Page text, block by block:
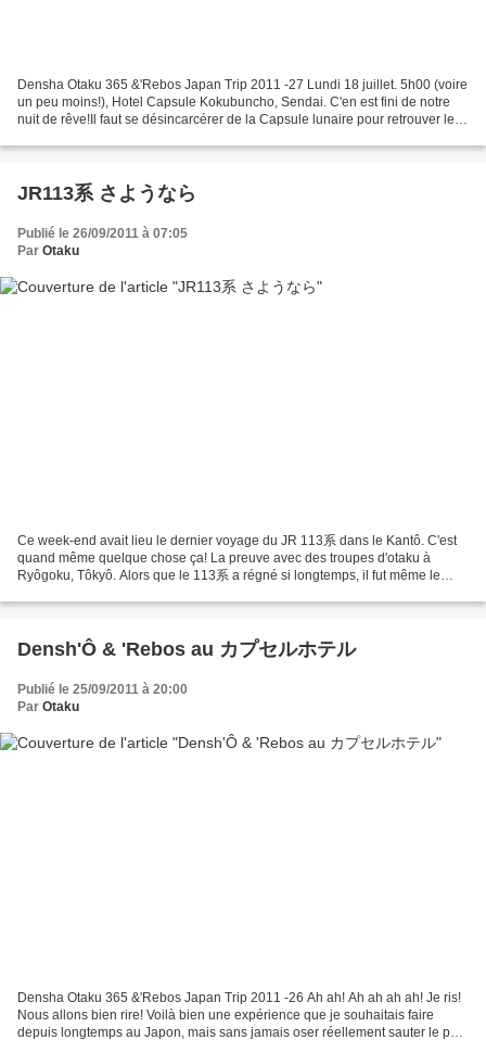
Densha Otaku 365 &'Rebos Japan Trip 2011 -27 Lundi 18 juillet. 5h00 (voire
un peu moins!), Hotel Capsule Kokubuncho, Sendai. C'en est fini de notre
nuit de rêve!Il faut se désincarcérer de la Capsule lunaire pour retrouver le
JR113系 さようなら
Publié le 26/09/2011 à 07:05
Par Otaku
Ce week-end avait lieu le dernier voyage du JR 113系 dans le Kantô. C'est
quand même quelque chose ça! La preuve avec des troupes d'otaku à
Ryôgoku, Tôkyô. Alors que le 113系 a régné si longtemps, il fut même le
Densh'Ô & 'Rebos au カプセルホテル
Publié le 25/09/2011 à 20:00
Par Otaku
Densha Otaku 365 &'Rebos Japan Trip 2011 -26 Ah ah! Ah ah ah ah! Je ris!
Nous allons bien rire! Voilà bien une expérience que je souhaitais faire
depuis longtemps au Japon, mais sans jamais oser réellement sauter le pas.